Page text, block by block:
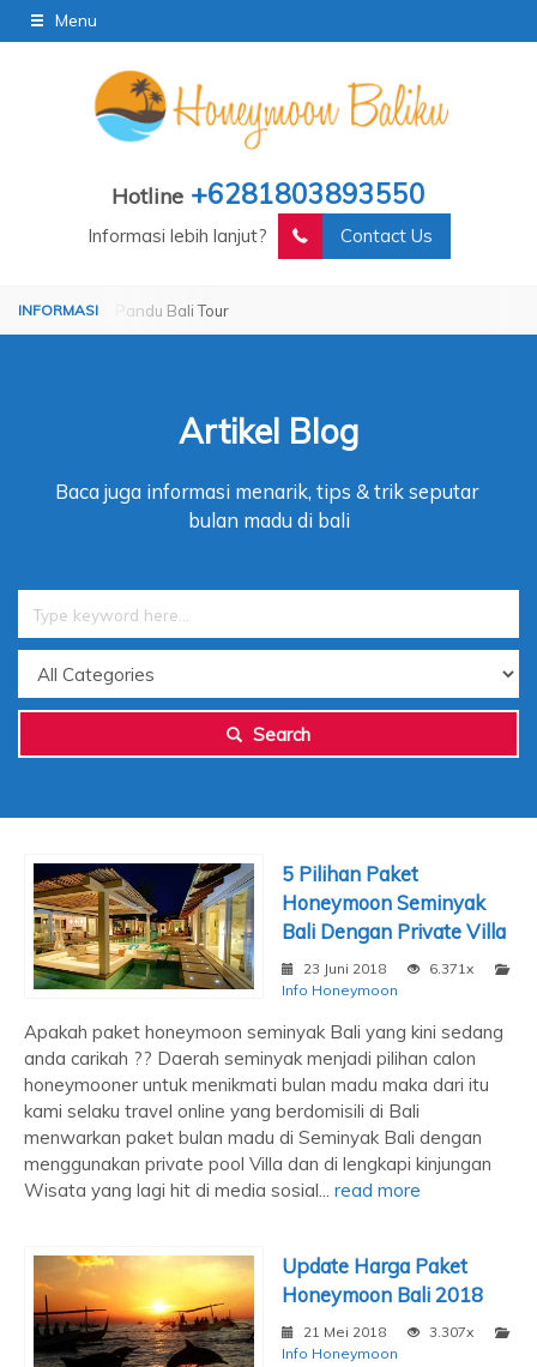
Menu
Hotline +6281803893550
Informasi lebih lanjut? Contact Us
by Pandu Bali Tour Operated by Pandu Bali Tour
Artikel Blog
Baca juga informasi menarik, tips & trik seputar
bulan madu di bali
Search
5 Pilihan Paket
Honeymoon Seminyak
Bali Dengan Private Villa
23 Juni 2018
6.371x
Info Honeymoon
Apakah paket honeymoon seminyak Bali yang kini sedang
anda carikah ?? Daerah seminyak menjadi pilihan calon
honeymooner untuk menikmati bulan madu maka dari itu
kami selaku travel online yang berdomisili di Bali
menwarkan paket bulan madu di Seminyak Bali dengan
menggunakan private pool Villa dan di lengkapi kinjungan
Wisata yang lagi hit di media sosial... read more
Update Harga Paket
Honeymoon Bali 2018
21 Mei 2018
3.307x
Info Honeymoon